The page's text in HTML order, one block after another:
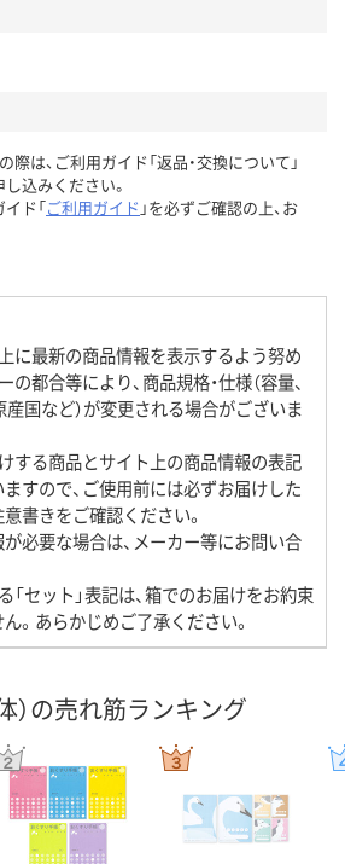
際は、ご利用ガイド「返品・交換について」
込みください。
ド「ご利用ガイド 」を必ずご確認の上、お
に最新の商品情報を表示するよう努め
都合等により、商品規格・仕様（容量、
産国など）が変更される場合がございま
する商品とサイト上の商品情報の表記
すので、ご使用前には必ずお届けした
書きをご確認ください。
必要な場合は、メーカー等にお問い合
「セット」表記は、箱でのお届けをお約束
。あらかじめご了承ください。
）の売れ筋ランキング